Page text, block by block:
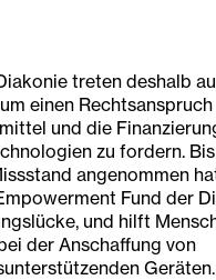
treten deshalb
einen
und die
zu fordern.
angenommen
Fund der
und hilft
der Anschaffung von
Geräten.